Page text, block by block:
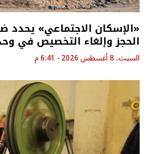
«الإسكان الاجتماعي» يحدد
الحجز وإلغاء التخصيص في
السبت، 8 أغسطس 2026 - 6:41 م